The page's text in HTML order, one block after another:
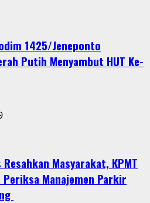
1425/Jeneponto
Putih Menyambut HUT Ke-
Masyarakat, KPMT
Periksa Manajemen Parkir